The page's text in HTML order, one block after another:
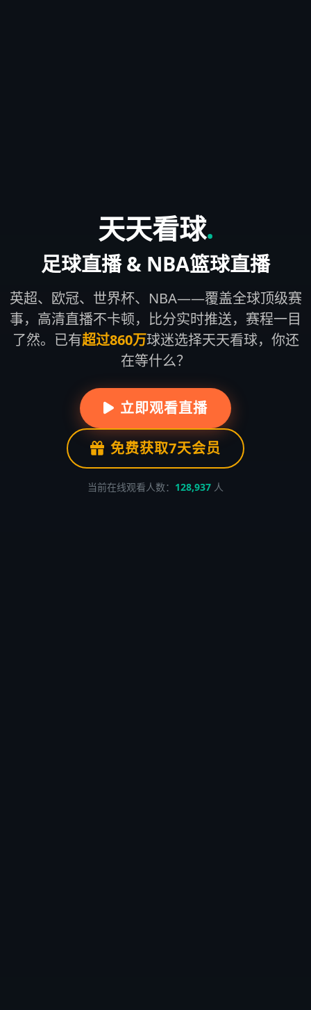
天天看球.
足球直播 & NBA篮球直播
英超、欧冠、世界杯、NBA——覆盖全球顶级赛
事，高清直播不卡顿，比分实时推送，赛程一目
了然。已有超过860万球迷选择天天看球，你还
在等什么？
立即观看直播
免费获取7天会员
当前在线观看人数： 128,937 人